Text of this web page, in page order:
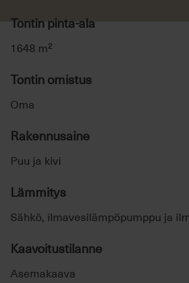
Tontin pinta-ala
1648 m²
Tontin omistus
Oma
Rakennusaine
Puu ja kivi
Lämmitys
Sähkö, ilmavesilämpöpumppu ja
Kaavoitustilanne
Asemakaava